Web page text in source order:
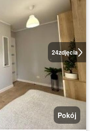
24zdjęcia
Pokój